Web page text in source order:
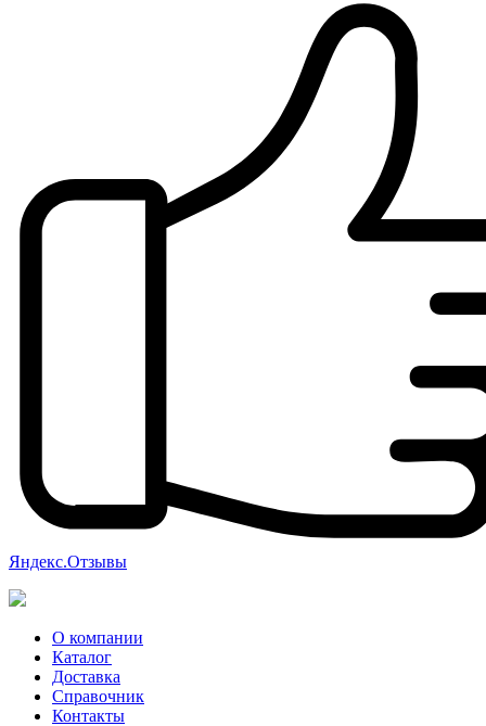
Яндекс.Отзывы
О компании
Каталог
Доставка
Справочник
Контакты